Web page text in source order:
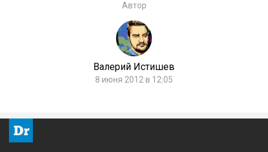
Автор
Валерий Истишев
8 июня 2012 в 12:05